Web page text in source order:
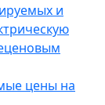
и
цены на